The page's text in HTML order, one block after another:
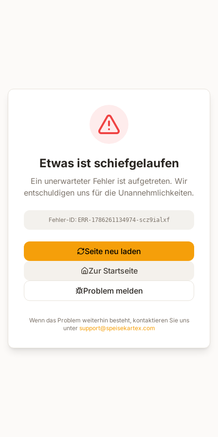
Etwas ist schiefgelaufen
Ein unerwarteter Fehler ist aufgetreten. Wir
entschuldigen uns für die Unannehmlichkeiten.
Fehler-ID: ERR-1786261134974-scz9ialxf
Seite neu laden
Zur Startseite
Problem melden
Wenn das Problem weiterhin besteht, kontaktieren Sie uns
unter support@speisekartex.com